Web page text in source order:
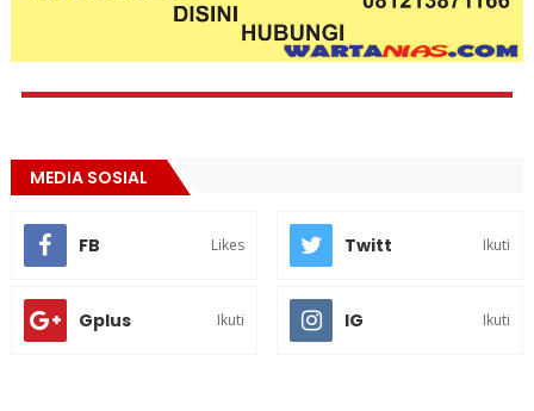
MEDIA SOSIAL
FB Likes Twitt Ikuti
Gplus Ikuti IG Ikuti